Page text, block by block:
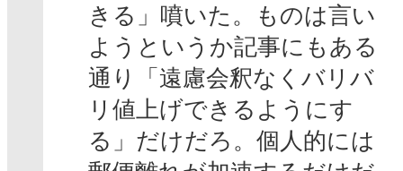
きる」噴いた。ものは言い
ようというか記事にもある
通り「遠慮会釈なくバリバ
リ値上げできるようにす
る」だけだろ。個人的には